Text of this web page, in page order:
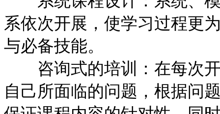
系依次开展，使学习过程更
与必备技能。
咨询式的培训：在每次开
自己所面临的问题，根据问